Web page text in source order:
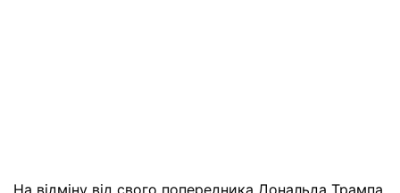
На відміну від свого попередника Дональда Трампа,